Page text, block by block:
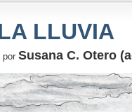
LLUVIA
por Susana C. Otero